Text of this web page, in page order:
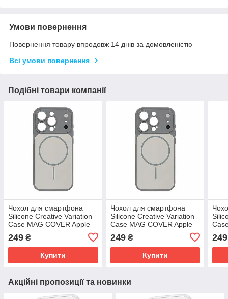
Умови повернення
Повернення товару впродовж 14 днів за домовленістю
Всі умови повернення
Подібні товари компанії
Чохол для смартфона
Silicone Creative Variation
Case MAG COVER Apple
iPhone 15 Pro 5,Lavender
Grey (MagCOViP15P-5)
249 ₴
Купити
Чохол для смартфона
Silicone Creative Variation
Case MAG COVER Apple
iPhone 13 Pro 5,Lavender
Grey (MagCOViP13P-5)
249₴
Купити
249
Акційні пропозиції та новинки